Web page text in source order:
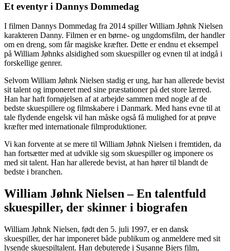
Et eventyr i Dannys Dommedag
I filmen Dannys Dommedag fra 2014 spiller William Jøhnk Nielsen
karakteren Danny. Filmen er en børne- og ungdomsfilm, der handler
om en dreng, som får magiske kræfter. Dette er endnu et eksempel
på William Jøhnks alsidighed som skuespiller og evnen til at indgå i
forskellige genrer.
Selvom William Jøhnk Nielsen stadig er ung, har han allerede bevist
sit talent og imponeret med sine præstationer på det store lærred.
Han har haft fornøjelsen af at arbejde sammen med nogle af de
bedste skuespillere og filmskabere i Danmark. Med hans evne til at
tale flydende engelsk vil han måske også få mulighed for at prøve
kræfter med internationale filmproduktioner.
Vi kan forvente at se mere til William Jøhnk Nielsen i fremtiden, da
han fortsætter med at udvikle sig som skuespiller og imponere os
med sit talent. Han har allerede bevist, at han hører til blandt de
bedste i branchen.
William Jøhnk Nielsen – En talentfuld
skuespiller, der skinner i biografen
William Jøhnk Nielsen, født den 5. juli 1997, er en dansk
skuespiller, der har imponeret både publikum og anmeldere med sit
lysende skuespiltalent. Han debuterede i Susanne Biers film,